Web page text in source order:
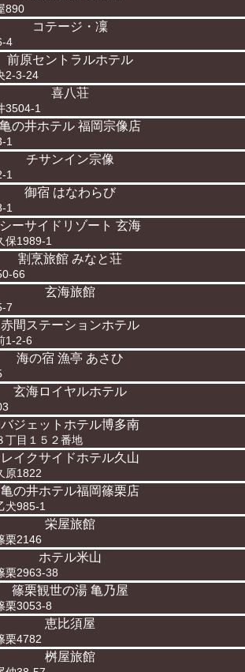
890
コテージ・凜
4
前原セントラルホテル
2-3-24
喜八荘
3504-1
亀の井ホテル 福岡宗像店
1
チサンイン宗像
1
御宿 はなわらび
1
シーサイドリゾート 玄海
保1989-1
割烹旅館 みなと荘
66
玄海旅館
7
赤間ステーションホテル
1-2-6
海の宿 漁亭 あさひ
玄海ロイヤルホテル
バジェットホテル博多南
丁目１５２番地
レイクサイドホテル久山
原1822
亀の井ホテル福岡篠栗店
犬985-1
栄屋旅館
栗2146
ホテル米山
栗2963-38
篠栗観世の湯 亀乃屋
栗3053-8
恵比須屋
栗4782
桝屋旅館